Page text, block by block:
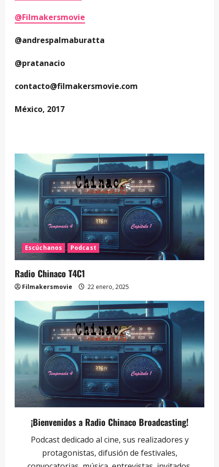
@Filmakersmovie
@andrespalmaburatta
@pratanacio
contacto@filmakersmovie.com
México, 2017
Escúchanos Podcast
Radio Chinaco T4C1
Filmakersmovie 22 enero, 2025
¡Bienvenidos a Radio Chinaco Broadcasting!
Podcast dedicado al cine, sus realizadores y
protagonistas, difusión de festivales,